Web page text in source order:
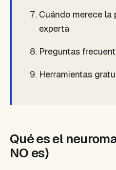
Cuándo merece la
experta
Preguntas
Herramientas
Qué es el
NO es)